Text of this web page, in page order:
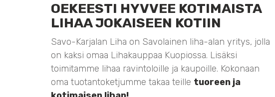
OEKEESTI HYVVEE KOTIMAISTA
LIHAA JOKAISEEN KOTIIN
Savo-Karjalan Liha on Savolainen liha-alan yritys, jolla
on kaksi omaa Lihakauppaa Kuopiossa. Lisäksi
toimitamme lihaa ravintoloille ja kaupoille. Kokonaan
oma tuotantoketjumme takaa teille tuoreen ja